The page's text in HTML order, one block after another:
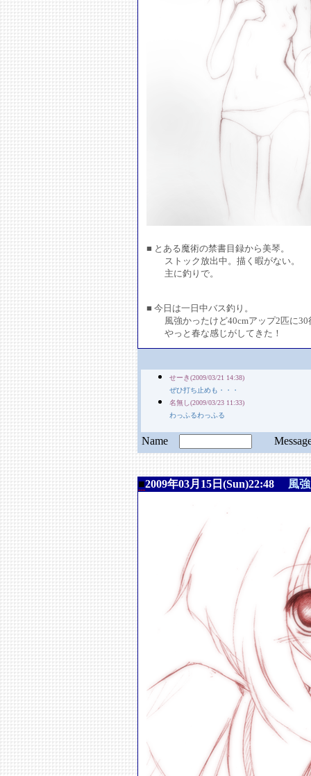
■ とある魔術の禁書目録から美琴。
ストック放出中。描く暇がない。
主に釣りで。
■ 今日は一日中バス釣り。
風強かったけど40cmアップ2匹に30
やっと春な感じがしてきた！
せーき(2009/03/21 14:38)
ぜひ打ち止めも・・・
名無し(2009/03/23 11:33)
わっふるわっふる
Name
■2009年03月15日(Sun)22:48 風